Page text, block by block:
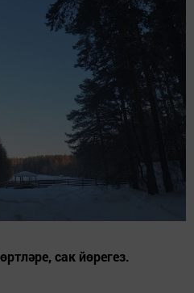
сак йөрегез.